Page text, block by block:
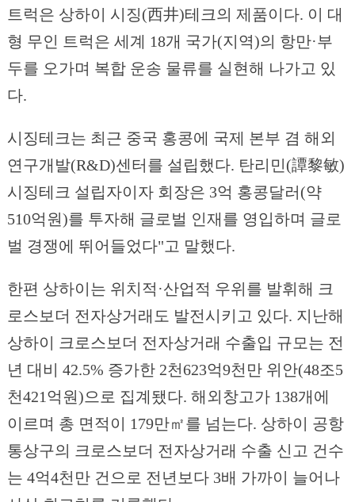
트럭은 상하이 시징(西井)테크의 제품이다. 이 대
형 무인 트럭은 세계 18개 국가(지역)의 항만·부
두를 오가며 복합 운송 물류를 실현해 나가고 있
다.
시징테크는 최근 중국 홍콩에 국제 본부 겸 해외
연구개발(R&D)센터를 설립했다. 탄리민(譚黎敏)
시징테크 설립자이자 회장은 3억 홍콩달러(약
510억원)를 투자해 글로벌 인재를 영입하며 글로
벌 경쟁에 뛰어들었다"고 말했다.
한편 상하이는 위치적·산업적 우위를 발휘해 크
로스보더 전자상거래도 발전시키고 있다. 지난해
상하이 크로스보더 전자상거래 수출입 규모는 전
년 대비 42.5% 증가한 2천623억9천만 위안(48조5
천421억원)으로 집계됐다. 해외창고가 138개에
이르며 총 면적이 179만㎡를 넘는다. 상하이 공항
통상구의 크로스보더 전자상거래 수출 신고 건수
는 4억4천만 건으로 전년보다 3배 가까이 늘어나